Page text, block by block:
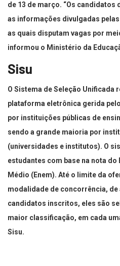
de 13 de março. “Os candidatos
as informações divulgadas
as quais disputam vagas por
informou o Ministério da
Sisu
O Sistema de Seleção Unificada
plataforma eletrônica gerida
por instituições públicas de
sendo a grande maioria por
(universidades e institutos). O
estudantes com base na nota do
Médio (Enem). Até o limite da
modalidade de concorrência,
candidatos inscritos, eles são
maior classificação, em cada
Sisu.